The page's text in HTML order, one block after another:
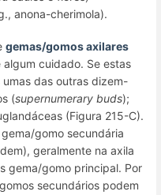
anona-cherimola).
gemas/gomos axilares
algum cuidado. Se estas
das outras dizem-
(supernumerary buds);
(Figura 215-C).
gomo secundária
), geralmente na axila
gema/gomo principal. Por
secundários podem